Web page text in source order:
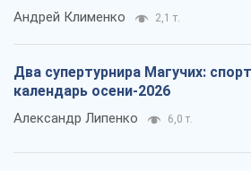
Андрей Клименко 2,1 т.
Два супертурнира Магучих:
календарь осени-2026
Александр Липенко 6,0 т.